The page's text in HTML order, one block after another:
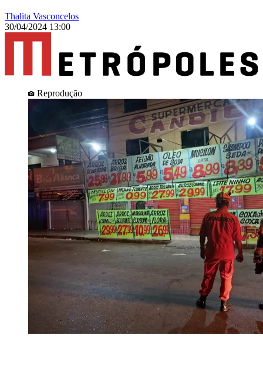
Thalita Vasconcelos
30/04/2024 13:00
Reprodução